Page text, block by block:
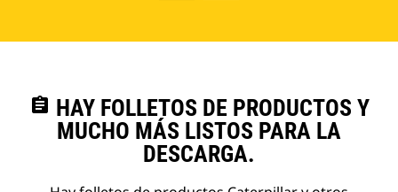
assignment HAY FOLLETOS DE PRODUCTOS Y
MUCHO MÁS LISTOS PARA LA
DESCARGA.